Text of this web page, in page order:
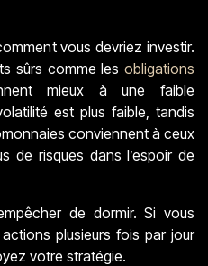
vous devriez investir.
sûrs comme les obligations
mieux à une faible
est plus faible, tandis
conviennent à ceux
de risques dans l’espoir de
de dormir. Si vous
plusieurs fois par jour
votre stratégie.